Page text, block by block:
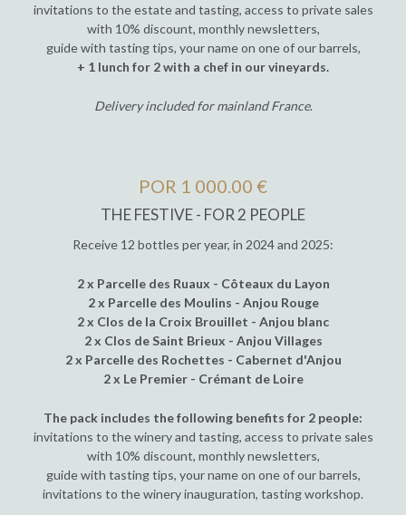
invitations to the estate and tasting, access to private sales
with 10% discount, monthly newsletters,
guide with tasting tips, your name on one of our barrels,
+ 1 lunch for 2 with a chef in our vineyards.
Delivery included for mainland France.
POR 1 000.00 €
THE FESTIVE - FOR 2 PEOPLE
Receive 12 bottles per year, in 2024 and 2025:
2 x Parcelle des Ruaux - Côteaux du Layon
2 x Parcelle des Moulins - Anjou Rouge
2 x Clos de la Croix Brouillet - Anjou blanc
2 x Clos de Saint Brieux - Anjou Villages
2 x Parcelle des Rochettes - Cabernet d'Anjou
2 x Le Premier - Crémant de Loire
The pack includes the following benefits for 2 people:
invitations to the winery and tasting, access to private sales
with 10% discount, monthly newsletters,
guide with tasting tips, your name on one of our barrels,
invitations to the winery inauguration, tasting workshop.